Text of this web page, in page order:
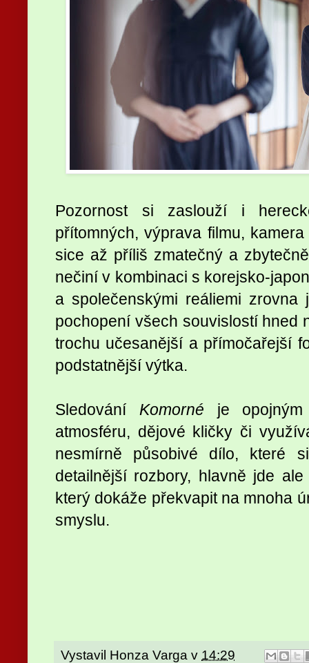
Pozornost si zaslouží i
přítomných, výprava filmu,
sice až příliš zmatečný a
nečiní v kombinaci s korejsko-
a společenskými reáliemi
pochopení všech souvislostí hned
trochu učesanější a přímočařejší
podstatnější výtka.
Sledování Komorné je
atmosféru, dějové kličky či
nesmírně působivé dílo, které
detailnější rozbory, hlavně jde
který dokáže překvapit na mnoha
smyslu.
Vystavil Honza Varga v 14:29